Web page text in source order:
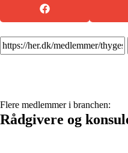
Flere medlemmer i branchen:
Rådgivere og